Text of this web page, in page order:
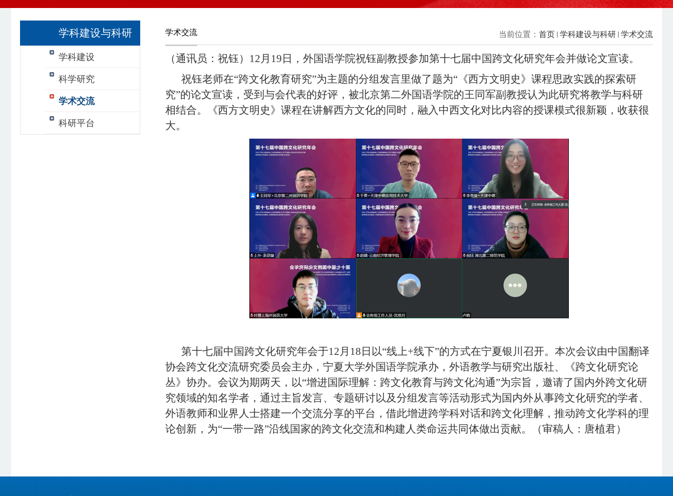
学科建设与科研
学科建设
科学研究
学术交流
科研平台
当前位置： 首页 学科建设与科研 学术交流
学术交流
（通讯员： 祝钰）12月19日 ， 外国语学院祝钰副教授参加第十七届中国跨文化研究年会并做论文宣读。
祝钰老师在“跨文化教育研究”为主题的分组发言里做了题为“《西方文明史》课程思政实践的探索研
究”的论文宣读 ，受到与会代表的好评， 被北京第二外国语学院的王同军副教授认为此研究将教学与科研
相结合。《西方文明史》课程在讲解西方文化的同时，融入中西文化对比内容的授课模式很新颖，收获很
大。
第十七届中国跨文化研究年会于12月18日以“线上+线下”的方式在宁夏银川召开。本次会议由中国翻译
协会跨文化交流研究委员会主办，宁夏大学外国语学院承办，外语教学与研究出版社、《跨文化研究论
丛》协办。会议为期两天，以“增进国际理解：跨文化教育与跨文化沟通”为宗旨，邀请了国内外跨文化研
究领域的知名学者，通过主旨发言、专题研讨以及分组发言等活动形式为国内外从事跨文化研究的学者、
外语教师和业界人士搭建一个交流分享的平台，借此增进跨学科对话和跨文化理解，推动跨文化学科的理
论创新，为“一带一路”沿线国家的跨文化交流和构建人类命运共同体做出贡献。（审稿人：唐植君）